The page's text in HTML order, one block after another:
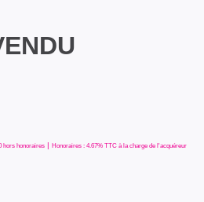
hors honoraires | Honoraires : 4.67% TTC à la charge de l'acquéreur